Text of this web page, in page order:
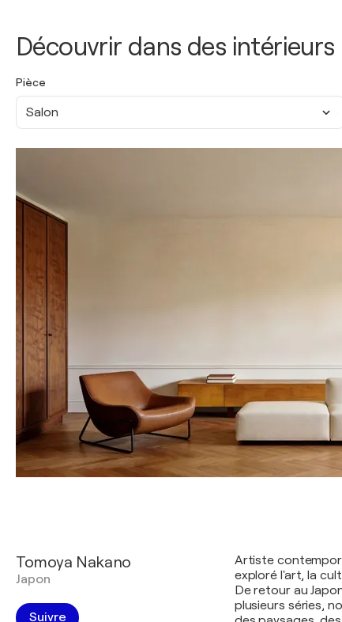
Découvrir dans des intérieurs
Pièce
Salon
Tomoya Nakano
Japon
Suivre
Artiste
exploré l'art, la
De retour au
plusieurs séries,